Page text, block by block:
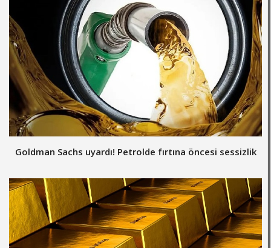
Goldman Sachs uyardı! Petrolde fırtına öncesi sessizlik